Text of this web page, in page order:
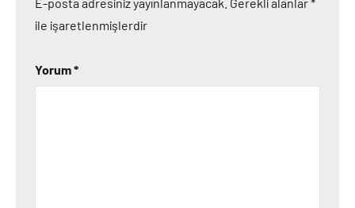
ile işaretlenmişlerdir
Yorum*